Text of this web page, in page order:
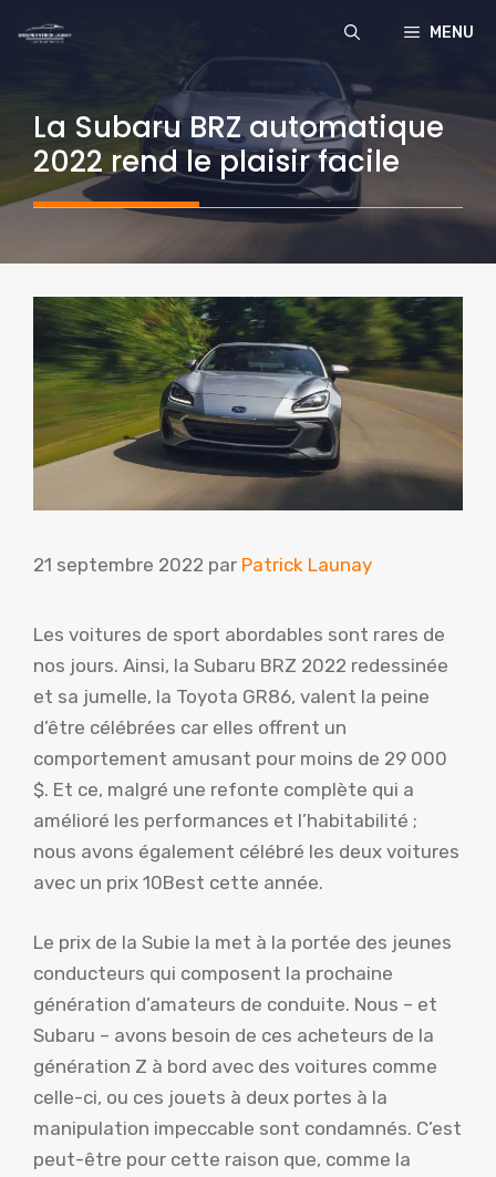
MENU
La Subaru BRZ automatique
2022 rend le plaisir facile
21 septembre 2022 par Patrick Launay
Les voitures de sport abordables sont rares de
nos jours. Ainsi, la Subaru BRZ 2022 redessinée
et sa jumelle, la Toyota GR86, valent la peine
d’être célébrées car elles offrent un
comportement amusant pour moins de 29 000
$. Et ce, malgré une refonte complète qui a
amélioré les performances et l’habitabilité ;
nous avons également célébré les deux voitures
avec un prix 10Best cette année.
Le prix de la Subie la met à la portée des jeunes
conducteurs qui composent la prochaine
génération d’amateurs de conduite. Nous – et
Subaru – avons besoin de ces acheteurs de la
génération Z à bord avec des voitures comme
celle-ci, ou ces jouets à deux portes à la
manipulation impeccable sont condamnés. C’est
peut-être pour cette raison que, comme la